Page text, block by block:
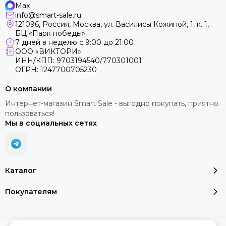
Max
info@smart-sale.ru
121096, Россия, Москва, ул. Василисы Кожиной, 1, к. 1,
БЦ «Парк победы»
7 дней в неделю с 9:00 до 21:00
ООО «ВИКТОРИ»
ИНН/КПП: 9703194540/770301001
ОГРН: 1247700705230
Каталог
Покупателям
О компании
Интернет-магазин Smart Sale - выгодно покупать, приятно
пользоваться!
Мы в социальных сетях